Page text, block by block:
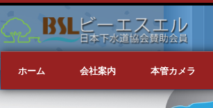
ホーム 会社案内 本管カメラ